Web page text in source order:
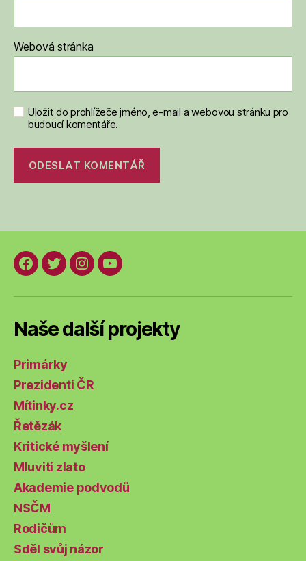
Webová stránka
Uložit do prohlížeče jméno, e-mail a webovou stránku pro
budoucí komentáře.
Facebook
TwitterInstagramYouTube
Naše další projekty
Primárky
Prezidenti ČR
Mítinky.cz
Řetězák
Kritické myšlení
Mluviti zlato
Akademie podvodů
NSČM
Rodičům
Sděl svůj názor